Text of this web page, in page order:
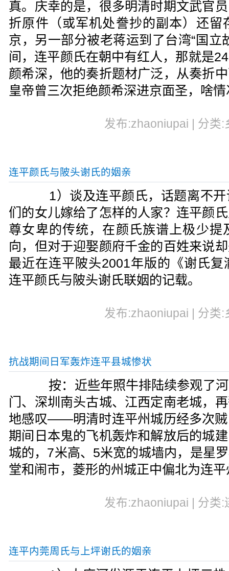
真。庆幸的是，很多明清时期文武官
折原件（或军机处誊抄的副本）还留
京，另一部分被老蒋运到了台湾“国立
间，连平颜氏在朝中有红人，那就是
颜希深，他的奏折题材广泛，从奏折
皇帝曾三次拒绝颜希深进京面圣，啥
发布:zhaoniupai | 分类
连平颜氏与陂头谢氏的姻亲
1）谈及连平颜氏，话题离不开
们的女儿嫁给了怎样的人家？连平颜
尊女卑的传统，在颜氏族谱上极少提
向，但对于迎娶颜府千金的百姓来说
最近在连平陂头2001年版的《谢氏
连平颜氏与陂头谢氏联姻的记载。
发布:zhaoniupai | 分类
抗战期间日军轰炸连平县城惨状
按：近些年照牛排陆续参观了河
门、深圳南头古城、江西定南老城，
地感叹——明清时连平州城历经多次
期间日本鬼的飞机轰炸和解放后的城
城的，7米高、5米宽的城墙内，是星
堂和闹市，菱形的州城正中偏北为连
发布:zhaoniupai | 分类
连平内莞周氏与上坪谢氏的姻亲